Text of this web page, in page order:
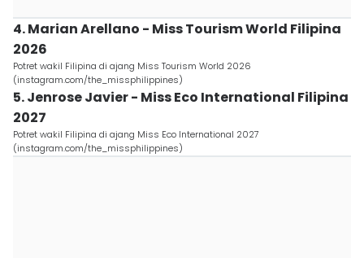
4. Marian Arellano - Miss Tourism World Filipina
2026
Potret wakil Filipina di ajang Miss Tourism World 2026
(instagram.com/the_missphilippines)
5. Jenrose Javier - Miss Eco International Filipina
2027
Potret wakil Filipina di ajang Miss Eco International 2027
(instagram.com/the_missphilippines)